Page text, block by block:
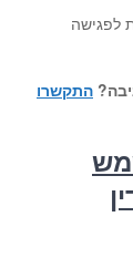
לפגישה
? התקשרו